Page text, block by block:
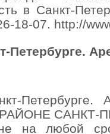
в Санкт-
18-07. http://
Петербурге.
Петербурге.
САНКТ-
на любой